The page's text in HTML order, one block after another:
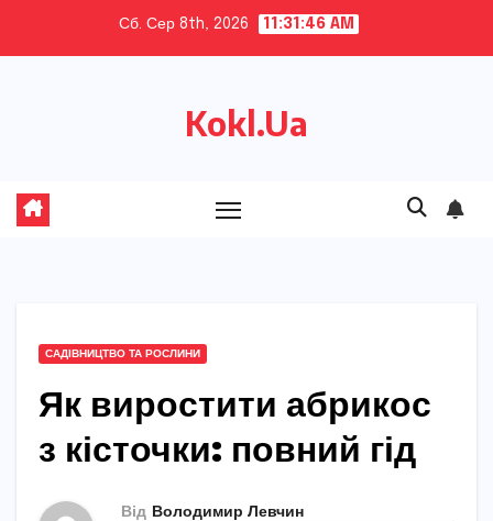
Сб. Сер 8th, 2026 11:31:47 AM
Kokl.Ua
САДІВНИЦТВО ТА РОСЛИНИ
Як виростити абрикос
з кісточки: повний гід
Від Володимир Левчин